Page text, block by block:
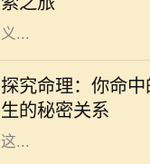
们都在用自己的方式
义...
探究命理：你命
生的秘密关系
在传统的中华文化中
人们关注的一个重要
八字，许多人尝试了
探索人生的喜好和方
这...
在中华文化的浩瀚海